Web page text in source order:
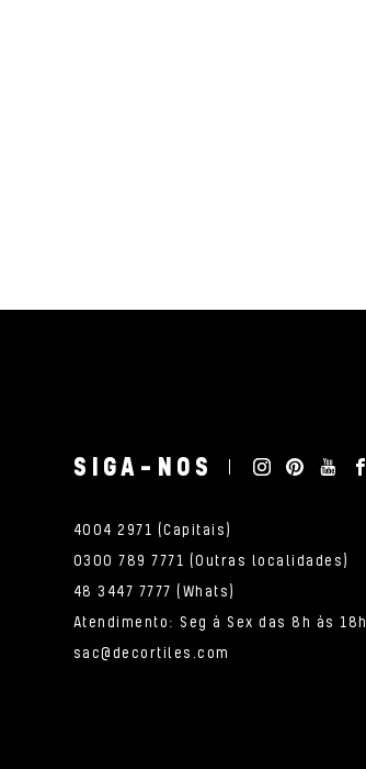
SIGA-NOS
4004 2971 (Capitais)
0300 789 7771 (Outras localidades)
48 3447 7777 (Whats)
Atendimento: Seg à Sex das 8h às 18h
sac@decortiles.com